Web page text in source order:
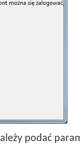
podać